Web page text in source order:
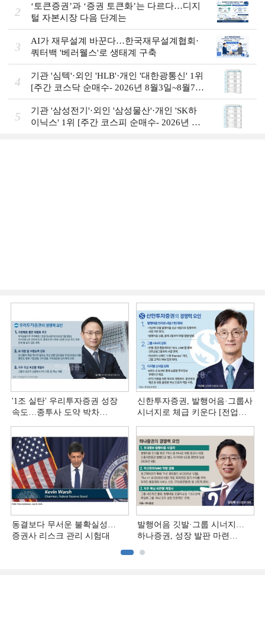
2
‘토큰증권’과 ‘증권 토큰화’는 다르다…디지
털 자본시장 다음 단계는
3
AI가 재무설계 바꾼다…한국재무설계협회·
쿼터백 '베러웰스'로 생태계 구축
4
기관 '심텍'·외인 'HLB'·개인 '대한광통신' 1위
[주간 코스닥 순매수- 2026년 8월3일~8월7
일]
5
기관 '삼성전기'·외인 '삼성물산'·개인 'SK하
이닉스' 1위 [주간 코스피 순매수- 2026년 8
'1조 실탄' 우리투자증권 성장
속도…종투사 도약 박차
증권사 (5)]
신한투자증권, 발행어음·그룹사
시너지로 체급 키운다 [전업계
동결보다 무서운 불확실성…
증권사 리스크 관리 시험대
발행어음 깃발·그룹 시너지…
하나증권, 성장 발판 마련